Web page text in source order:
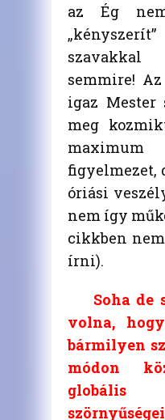
az Ég
semmire!
igaz
meg
figyelmezet,
óriási
nem így
cikkben
írni).
Soha de
volna,
bármilyen
módon
globális